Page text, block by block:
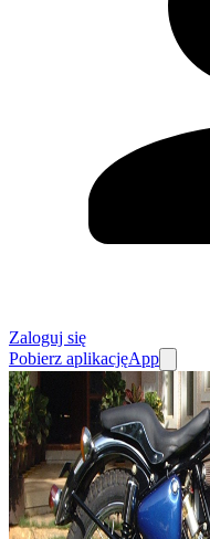
Zaloguj się
Pobierz aplikacjęApp